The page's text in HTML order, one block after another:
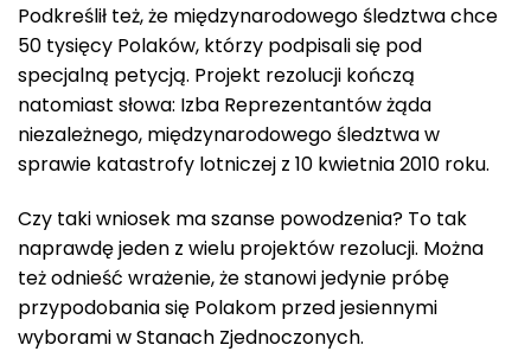
Podkreślił też, że międzynarodowego śledztwa chce
50 tysięcy Polaków, którzy podpisali się pod
specjalną petycją. Projekt rezolucji kończą
natomiast słowa: Izba Reprezentantów żąda
niezależnego, międzynarodowego śledztwa w
sprawie katastrofy lotniczej z 10 kwietnia 2010 roku.
Czy taki wniosek ma szanse powodzenia? To tak
naprawdę jeden z wielu projektów rezolucji. Można
też odnieść wrażenie, że stanowi jedynie próbę
przypodobania się Polakom przed jesiennymi
wyborami w Stanach Zjednoczonych.